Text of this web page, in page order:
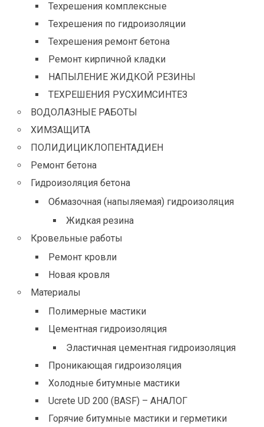
Техрешения комплексные
Техрешения по гидроизоляции
Техрешения ремонт бетона
Ремонт кирпичной кладки
НАПЫЛЕНИЕ ЖИДКОЙ РЕЗИНЫ
ТЕХРЕШЕНИЯ РУСХИМСИНТЕЗ
ВОДОЛАЗНЫЕ РАБОТЫ
ХИМЗАЩИТА
ПОЛИДИЦИКЛОПЕНТАДИЕН
Ремонт бетона
Гидроизоляция бетона
Обмазочная (напыляемая) гидроизоляция
Жидкая резина
Кровельные работы
Ремонт кровли
Новая кровля
Материалы
Полимерные мастики
Цементная гидроизоляция
Эластичная цементная гидроизоляция
Проникающая гидроизоляция
Холодные битумные мастики
Ucrete UD 200 (BASF) – АНАЛОГ
Горячие битумные мастики и герметики